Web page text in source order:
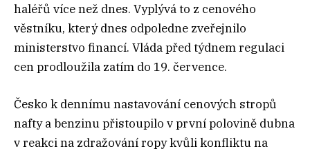
haléřů více než dnes. Vyplývá to z cenového
věstníku, který dnes odpoledne zveřejnilo
ministerstvo financí. Vláda před týdnem regulaci
cen prodloužila zatím do 19. července.
Česko k dennímu nastavování cenových stropů
nafty a benzinu přistoupilo v první polovině dubna
v reakci na zdražování ropy kvůli konfliktu na